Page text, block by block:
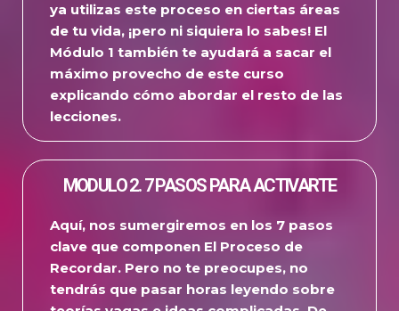
ya utilizas este proceso en ciertas áreas
de tu vida, ¡pero ni siquiera lo sabes! El
Módulo 1 también te ayudará a sacar el
máximo provecho de este curso
explicando cómo abordar el resto de las
lecciones.
MODULO 2. 7 PASOS PARA ACTIVARTE
Aquí, nos sumergiremos en los 7 pasos
clave que componen El Proceso de
Recordar. Pero no te preocupes, no
tendrás que pasar horas leyendo sobre